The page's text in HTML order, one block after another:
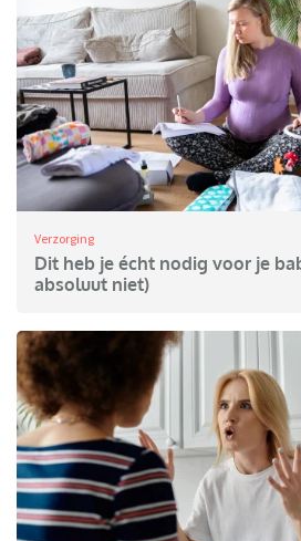
Verzorging
Dit heb je écht nodig voor je
absoluut niet)